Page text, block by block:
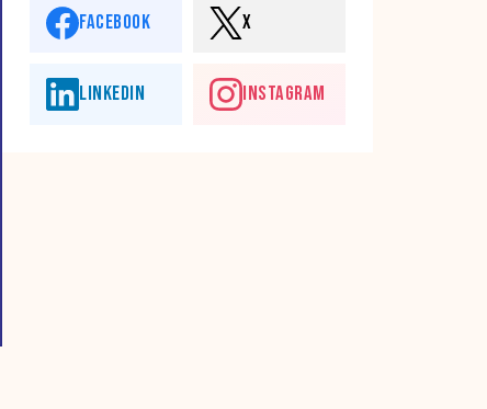
FACEBOOK X
LINKEDIN INSTAGRAM